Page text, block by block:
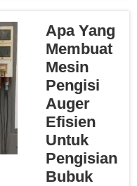
perusahaan
mengemas barang
dengan cepat dan
rapi, sehingga
menjaga kepuasan
pelanggan. Ketika
perusahaan
menggunakannya,
mereka dapat
memproduksi lebih
Apa Yang
Membuat
Mesin
Pengisi
Auger
Efisien
Untuk
Pengisian
Bubuk